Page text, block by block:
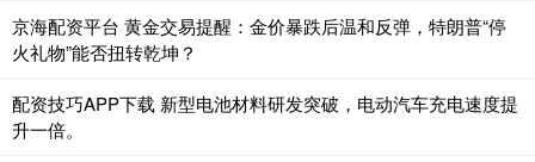
京海配资平台 黄金交易提醒：金价暴跌后温和反弹，特朗普“停
火礼物”能否扭转乾坤？
配资技巧APP下载 新型电池材料研发突破，电动汽车充电速度提
升一倍。